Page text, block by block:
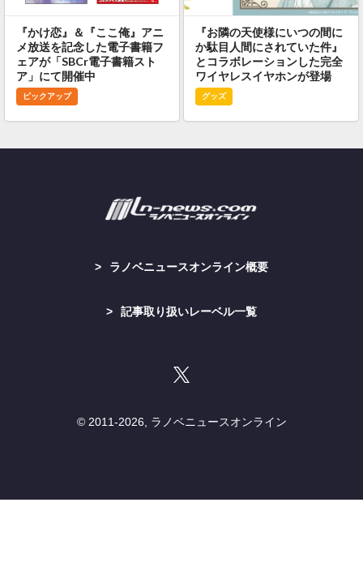
『かけ恋』＆『ここ俺』アニ
メ放送を記念した電子書籍フ
ェアが「SBCr電子書籍スト
ア」にて開催中
ピックアップ
『お隣の天使様にいつの間に
か駄目人間にされていた件』
とコラボレーションした完全
ワイヤレスイヤホンが登場
グッズ
ラノベニュースオンライン概要
記事取り扱いレーベル一覧
© 2011-2026, ラノベニュースオンライン